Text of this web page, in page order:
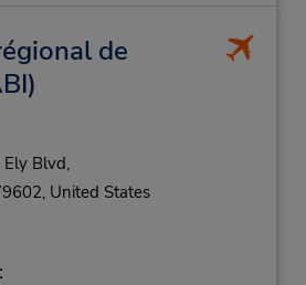
de
Ely Blvd,
United States